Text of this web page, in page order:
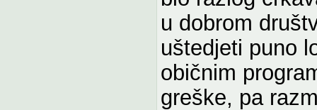
u dobrom
uštedjeti puno
običnim
greške, pa